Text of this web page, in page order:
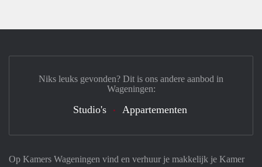
Op Kamers Wageningen vind en verhuur je makkelijk je Kamer
Niks leuks gevonden? Dit is ons andere aanbod in
Wageningen:
Studio's Appartementen